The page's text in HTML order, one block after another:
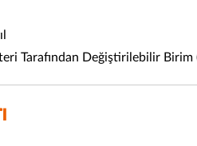
Tarafından Değiştirilebilir Birim